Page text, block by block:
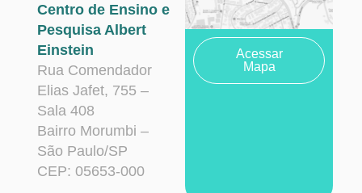
Centro de Ensino e
Pesquisa Albert
Einstein
Rua Comendador
Elias Jafet, 755 –
Sala 408
Bairro Morumbi –
São Paulo/SP
CEP: 05653-000
Acessar
Mapa